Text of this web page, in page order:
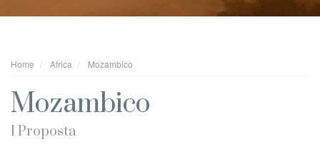
Home Africa Mozambico
Mozambico
1 Proposta